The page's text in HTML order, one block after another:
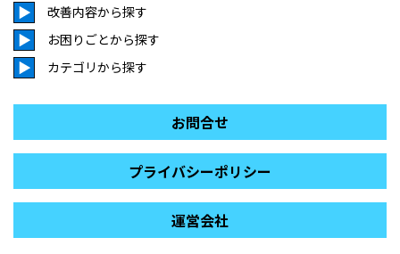
改善内容から探す
お困りごとから探す
カテゴリから探す
お問合せ
プライバシーポリシー
運営会社